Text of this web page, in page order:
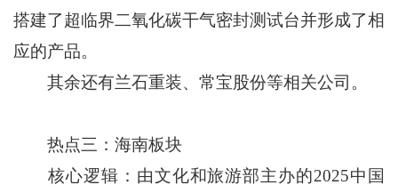
搭建了超临界二氧化碳干气密封测试台并形成了相
应的产品。
其余还有兰石重装、常宝股份等相关公司。
热点三：海南板块
核心逻辑：由文化和旅游部主办的2025中国